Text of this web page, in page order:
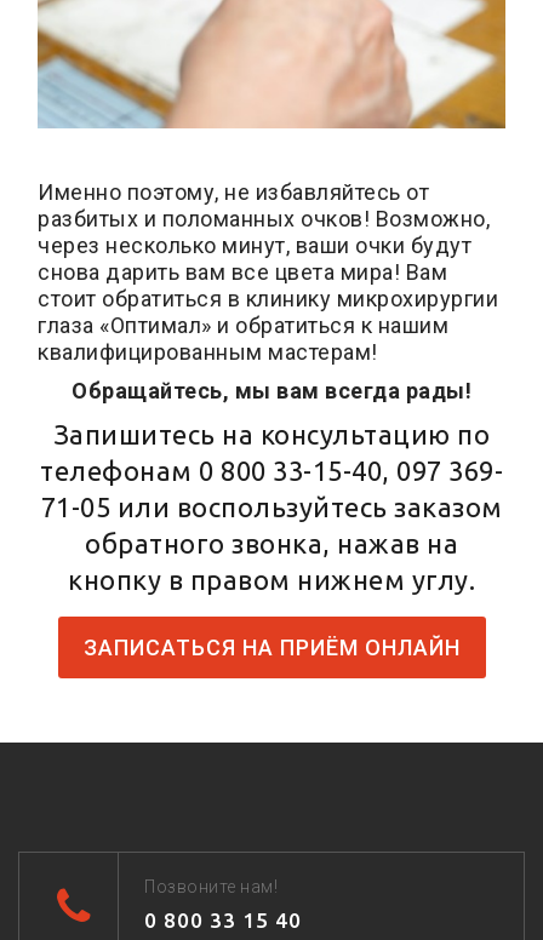
Именно поэтому, не избавляйтесь от
разбитых и поломанных очков! Возможно,
через несколько минут, ваши очки будут
снова дарить вам все цвета мира! Вам
стоит обратиться в клинику микрохирургии
глаза «Оптимал» и обратиться к нашим
квалифицированным мастерам!
Обращайтесь, мы вам всегда рады!
Запишитесь на консультацию по
телефонам 0 800 33-15-40, 097 369-
71-05 или воспользуйтесь заказом
обратного звонка, нажав на
кнопку в правом нижнем углу.
ЗАПИСАТЬСЯ НА ПРИЁМ ОНЛАЙН
Позвоните нам!
0 800 33 15 40